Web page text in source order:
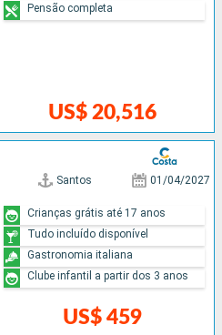
US$ 20,516
Pensão completa
Santos 01/04/2027
US$ 459
Crianças grátis até 17 anos
Tudo incluído disponível
Gastronomia italiana
Clube infantil a partir dos 3 anos